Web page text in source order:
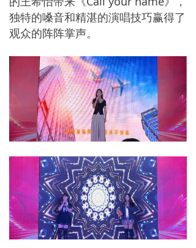
独特的嗓音和精湛的演唱技巧赢得了
观众的阵阵掌声。